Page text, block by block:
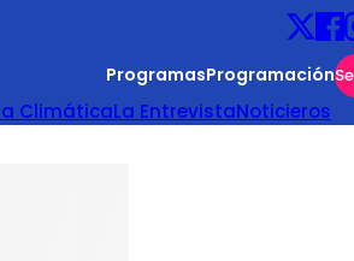
ProgramasProgramación
ClimáticaLa EntrevistaNoticieros